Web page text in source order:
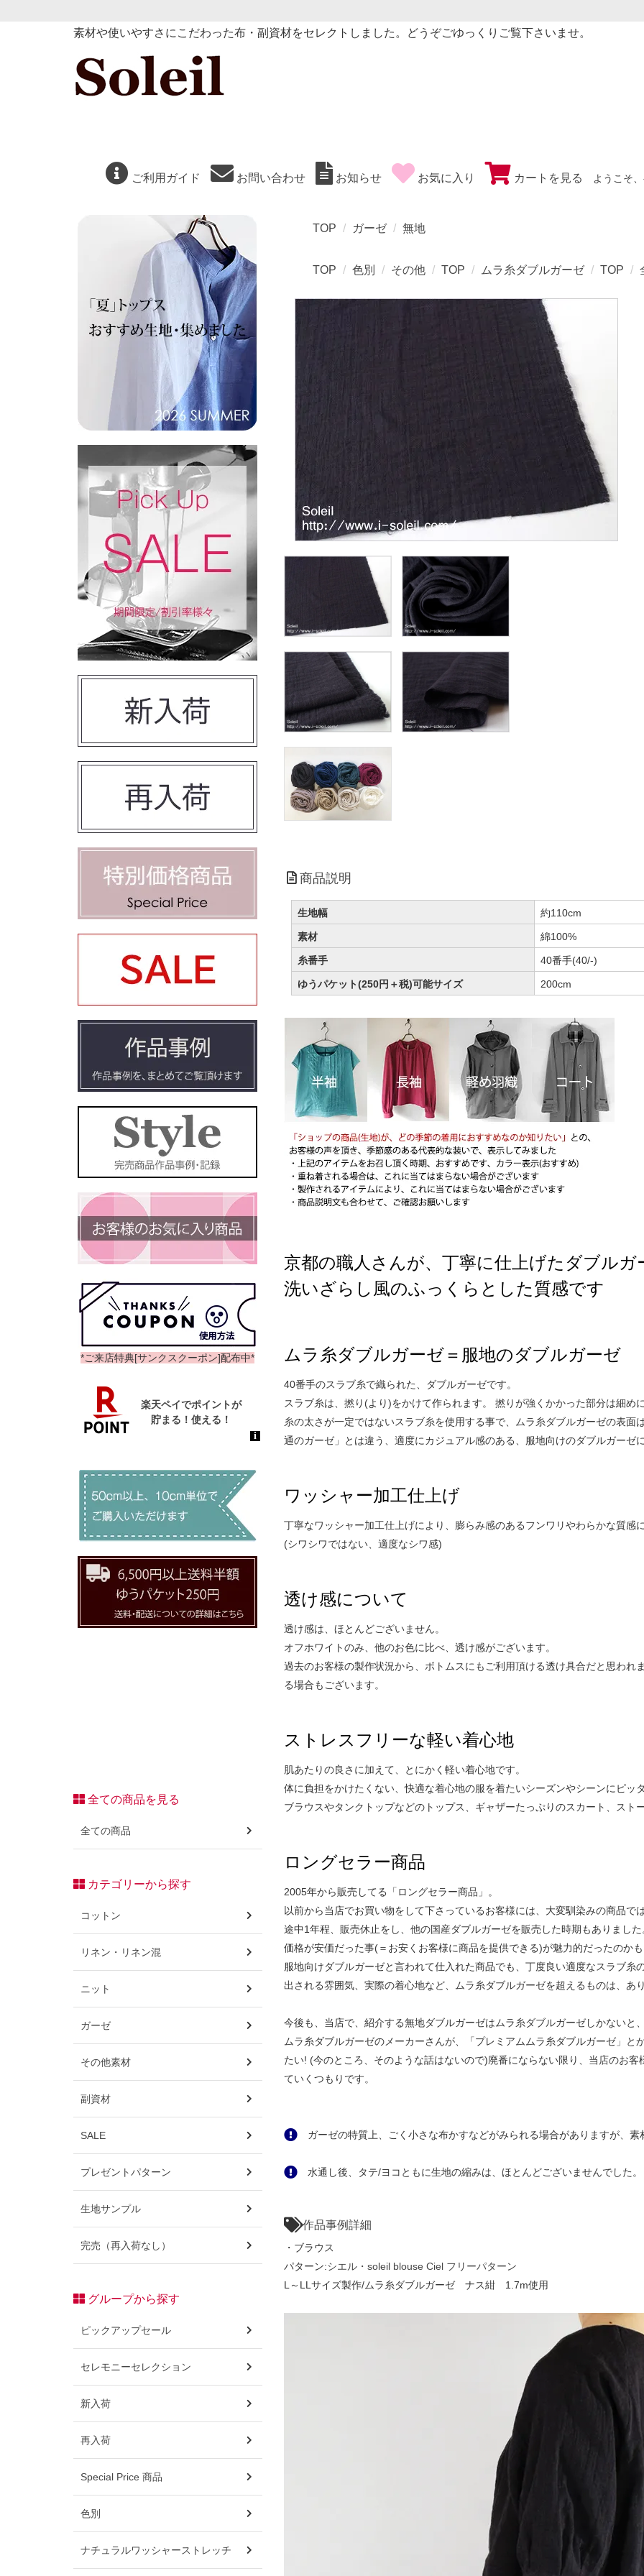
素材や使いやすさにこだわった布・副資材をセレクトしました。どうぞごゆっくりご覧下さいませ。
ご利用ガイド お問い合わせ お知らせ お気に入り カートを見る ようこそ
TOP ガーゼ 無地
TOP 色別 その他 TOP ムラ糸ダブルガーゼ TOP
商品説明
生地幅 約110cm
素材 綿100%
糸番手 40番手(40/-)
ゆうパケット(250円＋税)可能サイズ 200cm
京都の職人さんが、丁寧に仕上げたダブルガ
洗いざらし風のふっくらとした質感です
ムラ糸ダブルガーゼ＝服地のダブルガーゼ
40番手のスラブ糸で織られた、ダブルガーゼです。
スラブ糸は、撚り(より)をかけて作られます。 撚りが強くかかった部分は細め
糸の太さが一定ではないスラブ糸を使用する事で、ムラ糸ダブルガーゼの表
通のガーゼ」とは違う、適度にカジュアル感のある、服地向けのダブルガーゼ
ワッシャー加工仕上げ
丁寧なワッシャー加工仕上げにより、膨らみ感のあるフンワリやわらかな質感
(シワシワではない、適度なシワ感)
透け感について
透け感は、ほとんどございません。
オフホワイトのみ、他のお色に比べ、透け感がございます。
過去のお客様の製作状況から、ボトムスにもご利用頂ける透け具合だと思われ
る場合もございます。
ストレスフリーな軽い着心地
肌あたりの良さに加えて、とにかく軽い着心地です。
体に負担をかけたくない、快適な着心地の服を着たいシーズンやシーンにピッ
ブラウスやタンクトップなどのトップス、ギャザーたっぷりのスカート、スト
ロングセラー商品
2005年から販売してる「ロングセラー商品」。
以前から当店でお買い物をして下さっているお客様には、大変馴染みの商品で
途中1年程、販売休止をし、他の国産ダブルガーゼを販売した時期もありまし
価格が安価だった事(＝お安くお客様に商品を提供できる)が魅力的だったのか
服地向けダブルガーゼと言われて仕入れた商品でも、丁度良い適度なスラブ
出される雰囲気、実際の着心地など、ムラ糸ダブルガーゼを超えるものは、あ
今後も、当店で、紹介する無地ダブルガーゼはムラ糸ダブルガーゼしかないと
ムラ糸ダブルガーゼのメーカーさんが、「プレミアムムラ糸ダブルガーゼ」
たい! (今のところ、そのような話はないので)廃番にならない限り、当店のお
ていくつもりです。
ガーゼの特質上、ごく小さな布かすなどがみられる場合がありますが、素
水通し後、タテ/ヨコともに生地の縮みは、ほとんどございませんでした。
作品事例詳細
・ブラウス
パターン:シエル・soleil blouse Ciel フリーパターン
L～LLサイズ製作/ムラ糸ダブルガーゼ ナス紺 1.7m使用
*ご来店特典[サンクスクーポン]配布中*
全ての商品を見る
全ての商品
カテゴリーから探す
コットン
リネン・リネン混
ニット
ガーゼ
その他素材
副資材
SALE
プレゼントパターン
生地サンプル
完売（再入荷なし）
グループから探す
ピックアップセール
セレモニーセレクション
新入荷
再入荷
Special Price 商品
色別
ナチュラルワッシャーストレッチ